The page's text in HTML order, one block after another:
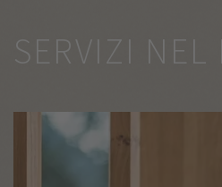
SERVIZI NEL